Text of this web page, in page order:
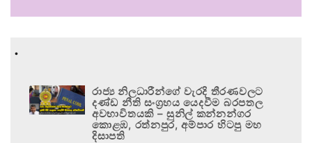
.
රාජ්‍ය නිලධාරීන්ගේ වැරදි තීරණවලට
දණ්ඩ නීති සංග්‍රහය යෙදවීම බරපතල
අවභාවිතයකි – සුනිල් කන්නන්ගර
කොළඹ, රත්නපුර, අම්පාර හිටපු මහ
දිසාපති